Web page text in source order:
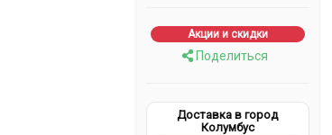
Акции и скидки
Поделиться
Доставка в город
Колумбус